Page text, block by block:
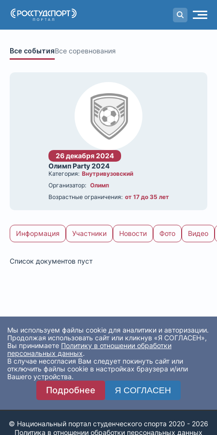
Порталстуденческого спорта
Все событияВсе соревнования
26 декабря 2024
Олимп Party 2024
Категория: Внутривузовский
Организатор: Олимп
Возрастные ограничения: от 17 до 35 лет
Информация Участники Новости Фото Видео
Список документов пуст
Мы используем файлы cookie для аналитики и авторизации.
Продолжая использовать сайт или кликнув «Я СОГЛАСЕН»,
Вы принимаете Политику в отношении обработки
персональных данных.
В случае несогласия Вам следует покинуть сайт или
отключить файлы cookie в настройках браузера и/или
Вашего устройства.
Подробнее Я СОГЛАСЕН
Политика в отношении обработки персональных данных
© Национальный портал студенческого спорта 2020 - 2026